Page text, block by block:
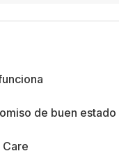
de buen estado